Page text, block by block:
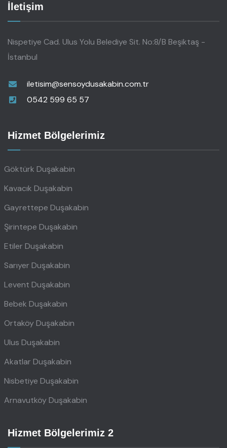
İletişim
Nispetiye Cad. Ulus Yolu Belediye Sit. No:8/B Beşiktaş -
İstanbul
iletisim@sensoydusakabin.com.tr
0542 599 65 57
Hizmet Bölgelerimiz
Göktürk Duşakabin
Kavacık Duşakabin
Gayrettepe Duşakabin
Şirintepe Duşakabin
Etiler Duşakabin
Sarıyer Duşakabin
Levent Duşakabin
Bebek Duşakabin
Ortaköy Duşakabin
Ulus Duşakabin
Akatlar Duşakabin
Nisbetiye Duşakabin
Arnavutköy Duşakabin
Hizmet Bölgelerimiz 2